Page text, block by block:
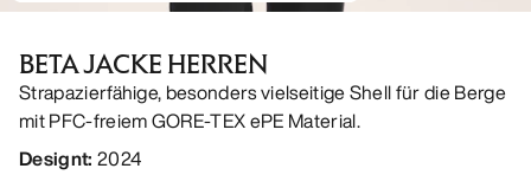
BETA JACKE HERREN
Strapazierfähige, besonders vielseitige Shell für die Berge
mit PFC-freiem GORE-TEX ePE Material.
Designt: 2024